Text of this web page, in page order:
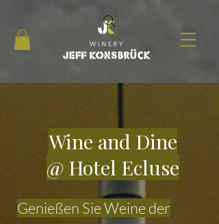
Wine and Dine
@ Hotel Ecluse
Genießen Sie Weine der